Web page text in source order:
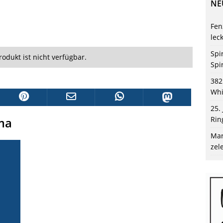
ist nicht verfügbar.
25.